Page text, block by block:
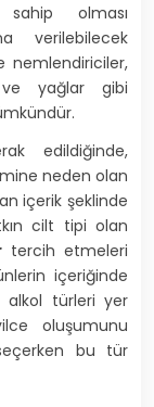
olması
verilebilecek
nemlendiriciler,
yağlar gibi
edildiğinde,
neden olan
içerik şeklinde
cilt tipi olan
tercih etmeleri
içeriğinde
alkol türleri yer
oluşumunu
bu tür